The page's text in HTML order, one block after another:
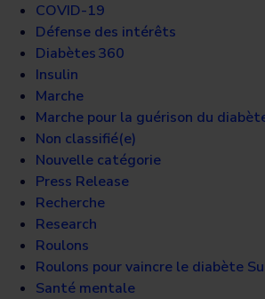
COVID-19
Défense des intérêts
Diabètes 360
Insulin
Marche
Marche pour la guérison du
Non classifié(e)
Nouvelle catégorie
Press Release
Recherche
Research
Roulons
Roulons pour vaincre le diabète
Santé mentale